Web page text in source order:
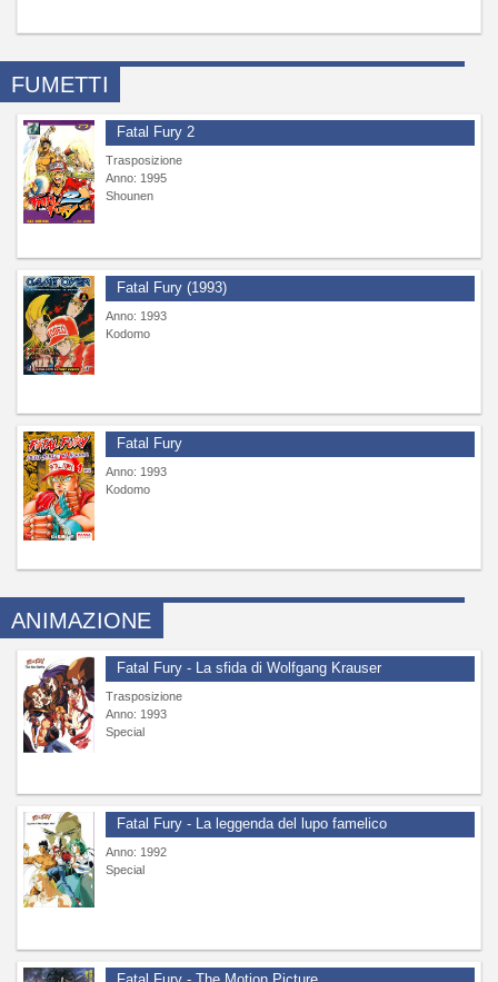
FUMETTI
Fatal Fury 2
Trasposizione
Anno: 1995
Shounen
Fatal Fury (1993)
Anno: 1993
Kodomo
Fatal Fury
Anno: 1993
Kodomo
ANIMAZIONE
Fatal Fury - La sfida di Wolfgang Krauser
Trasposizione
Anno: 1993
Special
Fatal Fury - La leggenda del lupo famelico
Anno: 1992
Special